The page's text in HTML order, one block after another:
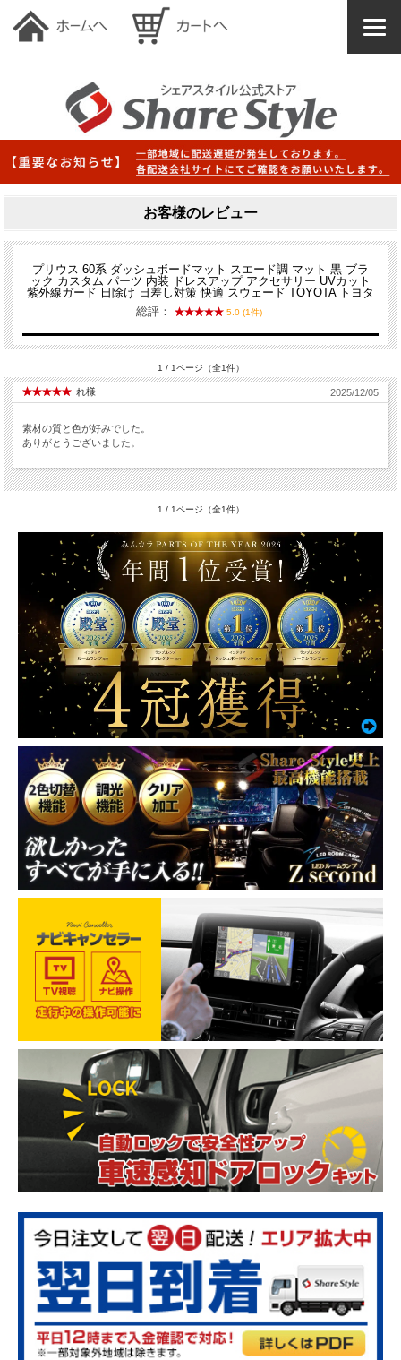
お客様のレビュー
プリウス 60系 ダッシュボードマット スエード調 マット 黒 ブラ
ック カスタム パーツ 内装 ドレスアップ アクセサリー UVカット
紫外線ガード 日除け 日差し対策 快適 スウェード TOYOTA トヨタ
総評：
5.0 (1件)
1 / 1ページ（全1件）
れ様 2025/12/05
素材の質と色が好みでした。
ありがとうございました。
1 / 1ページ（全1件）